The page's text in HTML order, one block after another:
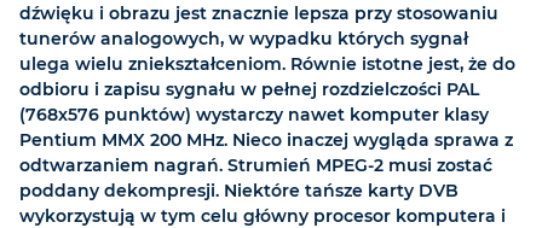
dźwięku i obrazu jest znacznie lepsza przy stosowaniu
tunerów analogowych, w wypadku których sygnał
ulega wielu zniekształceniom. Równie istotne jest, że do
odbioru i zapisu sygnału w pełnej rozdzielczości PAL
(768x576 punktów) wystarczy nawet komputer klasy
Pentium MMX 200 MHz. Nieco inaczej wygląda sprawa z
odtwarzaniem nagrań. Strumień MPEG-2 musi zostać
poddany dekompresji. Niektóre tańsze karty DVB
wykorzystują w tym celu główny procesor komputera i